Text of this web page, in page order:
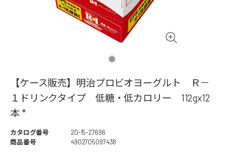
【ケース販売】明治プロビオヨーグルト Ｒ－
１ドリンクタイプ 低糖・低カロリー 112gx12
本 *
カタログ番号
20-15-27696
商品番号
4902705097438